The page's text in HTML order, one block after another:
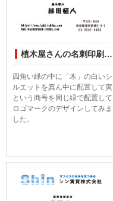
植木屋さんの名刺印刷デザインしてみました
四角い緑の中に「木」の白いシ
ルエットを真ん中に配置して寅
という商号を同じ緑で配置して
ロゴマークのデザインしてみま
した。